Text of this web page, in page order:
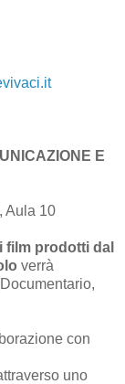
E
Aula 10
film prodotti dal
verrà
con
uno